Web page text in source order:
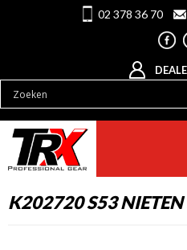
02 378 36 70
K202720 S53